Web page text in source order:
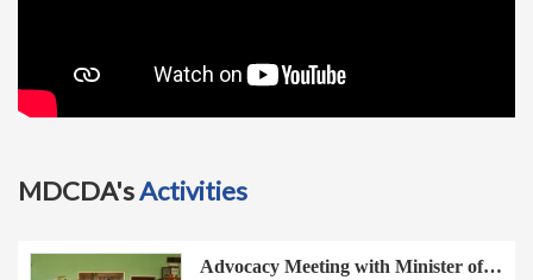
MDCDA'sActivities
Advocacy Meeting with Minister of…